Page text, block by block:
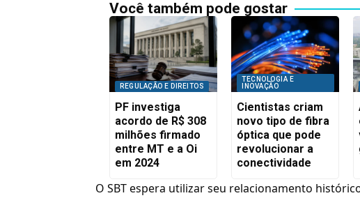
Você também pode gostar
REGULAÇÃO E DIREITOS
PF investiga
acordo de R$ 308
milhões firmado
entre MT e a Oi
em 2024
TECNOLOGIA E
INOVAÇÃO
Cientistas criam
novo tipo de fibra
óptica que pode
revolucionar a
conectividade
O SBT espera utilizar seu relacionamento